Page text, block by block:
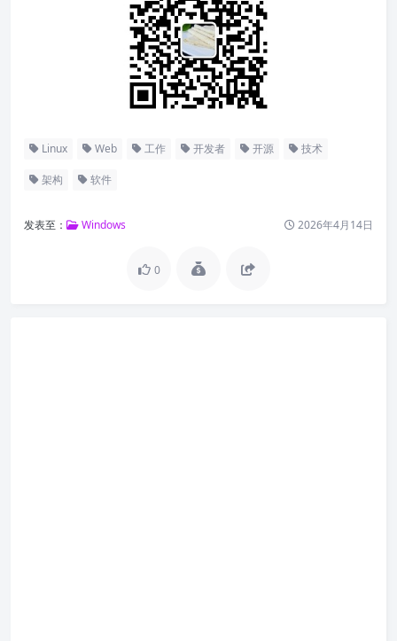
Linux Web 工作 开发者 开源 技术
架构 软件
发表至： Windows 2026年4月14日
0